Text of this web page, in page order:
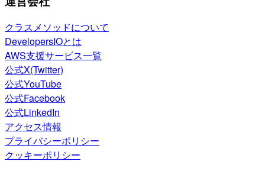
クラスメソッドについて
DevelopersIOとは
AWS支援サービス一覧
公式X(Twitter)
公式YouTube
公式Facebook
公式LinkedIn
アクセス情報
プライバシーポリシー
クッキーポリシー